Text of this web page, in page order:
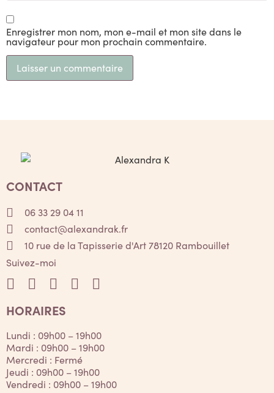
Enregistrer mon nom, mon e-mail et mon site dans le
navigateur pour mon prochain commentaire.
CONTACT
06 33 29 04 11
contact@alexandrak.fr
10 rue de la Tapisserie d'Art 78120 Rambouillet
Suivez-moi
HORAIRES
Lundi : 09h00 – 19h00
Mardi : 09h00 – 19h00
Mercredi : Fermé
Jeudi : 09h00 – 19h00
Vendredi : 09h00 – 19h00